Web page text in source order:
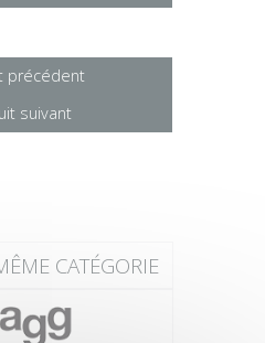
précédent
suivant
CATÉGORIE